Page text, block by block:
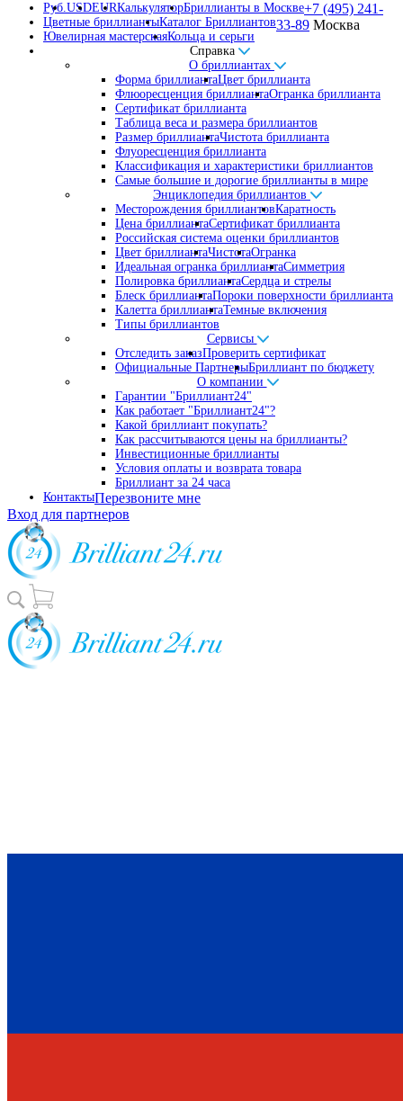
Руб.USDEURКалькуляторБриллианты в Москве
Цветные бриллиантыКаталог Бриллиантов
Ювелирная мастерскаяКольца и серьги
Справка
О бриллиантах
Форма бриллиантаЦвет бриллианта
Флюоресценция бриллиантаОгранка бриллианта
Сертификат бриллианта
Таблица веса и размера бриллиантов
Размер бриллиантаЧистота бриллианта
Флуоресценция бриллианта
Классификация и характеристики бриллиантов
Самые большие и дорогие бриллианты в мире
Энциклопедия бриллиантов
Месторождения бриллиантовКаратность
Цена бриллиантаСертификат бриллианта
Российская система оценки бриллиантов
Цвет бриллиантаЧистотаОгранка
Идеальная огранка бриллиантаСимметрия
Полировка бриллиантаСердца и стрелы
Блеск бриллиантаПороки поверхности бриллианта
Калетта бриллиантаТемные включения
Типы бриллиантов
Сервисы
Отследить заказПроверить сертификат
Официальные ПартнерыБриллиант по бюджету
О компании
Гарантии "Бриллиант24"
Как работает "Бриллиант24"?
Какой бриллиант покупать?
Как рассчитываются цены на бриллианты?
Инвестиционные бриллианты
Условия оплаты и возврата товара
Бриллиант за 24 часа
Контакты
+7 (495) 241-
33-89 Москва
Перезвоните мне
Вход для партнеров